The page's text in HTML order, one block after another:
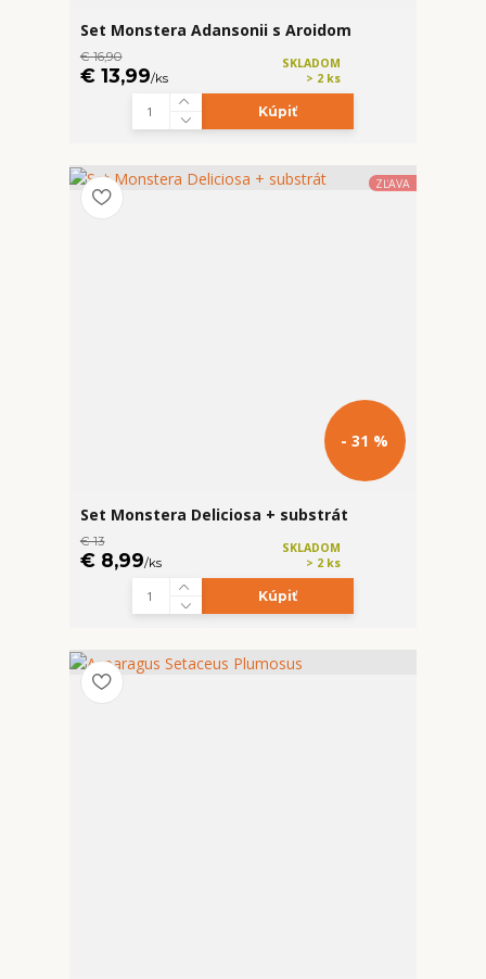
Set Monstera Adansonii s Aroidom
€ 16,90
€ 13,99/ks
SKLADOM
> 2 ks
Kúpiť
ZĽAVA
- 31 %
Set Monstera Deliciosa + substrát
€ 13
€ 8,99/ks
SKLADOM
> 2 ks
Kúpiť